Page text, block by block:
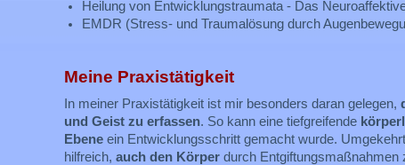
Heilung von Entwicklungstraumata - Das
EMDR (Stress- und Traumalösung durch
Meine Praxistätigkeit
In meiner Praxistätigkeit ist mir besonders daran gelegen,
und Geist zu erfassen. So kann eine tiefgreifende
Ebene ein Entwicklungsschritt gemacht wurde.
hilfreich, auch den Körper durch Entgiftungsmaßnahmen